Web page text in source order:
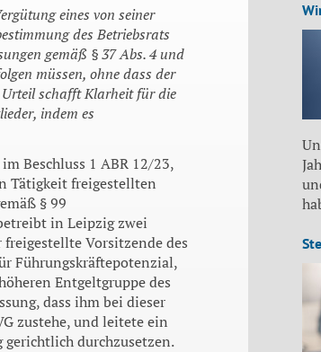
eines von seiner
des Betriebsrats
gemäß § 37 Abs. 4 und
müssen, ohne dass der
Urteil schafft Klarheit für die
indem es
Beschluss 1 ABR 12/23,
Tätigkeit freigestellten
§ 99
in Leipzig zwei
Vorsitzende des
Führungskräftepotenzial,
Entgeltgruppe des
dass ihm bei dieser
zustehe, und leitete ein
gerichtlich durchzusetzen.